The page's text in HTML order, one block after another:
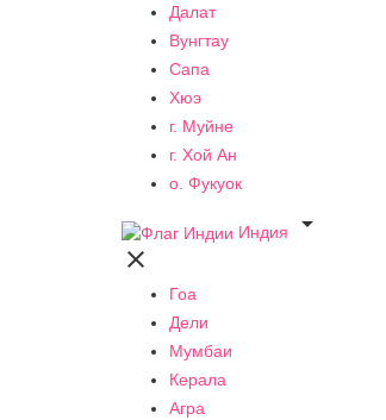
Далат
Вунгтау
Сапа
Хюэ
г. Муйне
г. Хой Ан
о. Фукуок
Индия


Гоа
Дели
Мумбаи
Керала
Агра